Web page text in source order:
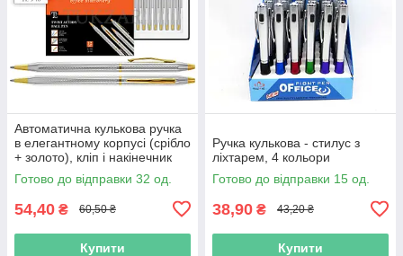
Автоматична кулькова ручка
в елегантному корпусі (срібло
+ золото), кліп і накінечник
глянцеві (золото).
Готово до відправки 32 од.
54,40 ₴ 60,50 ₴
Купити
Ручка кулькова - стилус з
ліхтарем, 4 кольори
Готово до відправки 15 од.
38,90 ₴ 43,20 ₴
Купити